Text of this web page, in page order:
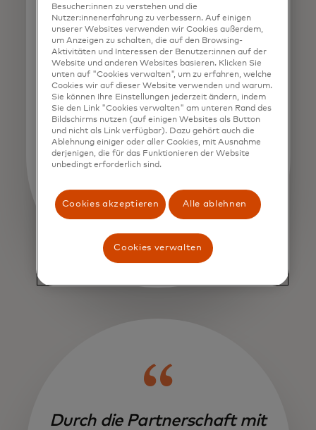
Durch die Partnerschaft mit
Besucher:innen zu verstehen und die
Nutzer:innenerfahrung zu verbessern. Auf einigen
unserer Websites verwenden wir Cookies außerdem,
um Anzeigen zu schalten, die auf den Browsing-
Aktivitäten und Interessen der Benutzer:innen auf der
Website und anderen Websites basieren. Klicken Sie
unten auf "Cookies verwalten", um zu erfahren, welche
Cookies wir auf dieser Website verwenden und warum.
Sie können Ihre Einstellungen jederzeit ändern, indem
Sie den Link "Cookies verwalten" am unteren Rand des
Bildschirms nutzen (auf einigen Websites als Button
und nicht als Link verfügbar). Dazu gehört auch die
Ablehnung einiger oder aller Cookies, mit Ausnahme
derjenigen, die für das Funktionieren der Website
unbedingt erforderlich sind.
Cookies akzeptieren Alle ablehnen
Cookies verwalten